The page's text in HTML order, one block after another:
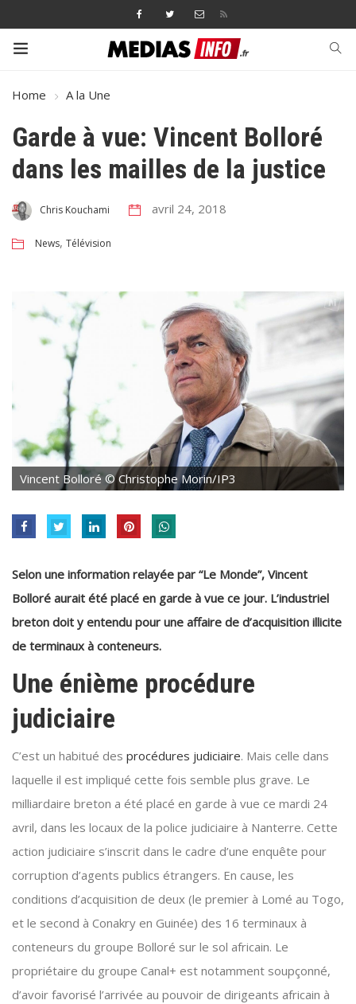
Home A la Une
Garde à vue: Vincent Bolloré
dans les mailles de la justice
Chris Kouchami avril 24, 2018
News, Télévision
Vincent Bolloré © Christophe Morin/IP3
Selon une information relayée par “Le Monde”, Vincent
Bolloré aurait été placé en garde à vue ce jour. L’industriel
breton doit y entendu pour une affaire de d’acquisition illicite
de terminaux à conteneurs.
Une énième procédure
judiciaire
C’est un habitué des procédures judiciaire. Mais celle dans
laquelle il est impliqué cette fois semble plus grave. Le
milliardaire breton a été placé en garde à vue ce mardi 24
avril, dans les locaux de la police judiciaire à Nanterre. Cette
action judiciaire s’inscrit dans le cadre d’une enquête pour
corruption d’agents publics étrangers. En cause, les
conditions d’acquisition de deux (le premier à Lomé au Togo,
et le second à Conakry en Guinée) des 16 terminaux à
conteneurs du groupe Bolloré sur le sol africain. Le
propriétaire du groupe Canal+ est notamment soupçonné,
d’avoir favorisé l’arrivée au pouvoir de dirigeants africain à